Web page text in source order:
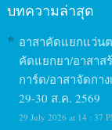
บทความล่าสุด
อาสาคัดแยกแว่น
คัดแยกยา/อาสาส
การ์ด/อาสาจัดกา
29-30 ส.ค. 2569
29 July 2026 at 14 : 37